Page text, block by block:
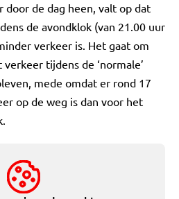
door de dag heen, valt op dat
de avondklok (van 21.00 uur
verkeer is. Het gaat om
tijdens de ‘normale’
mede omdat er rond 17
op de weg is dan voor het